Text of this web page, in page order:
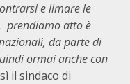
e limare le
prendiamo atto è
da parte di
ormai anche con
il sindaco di